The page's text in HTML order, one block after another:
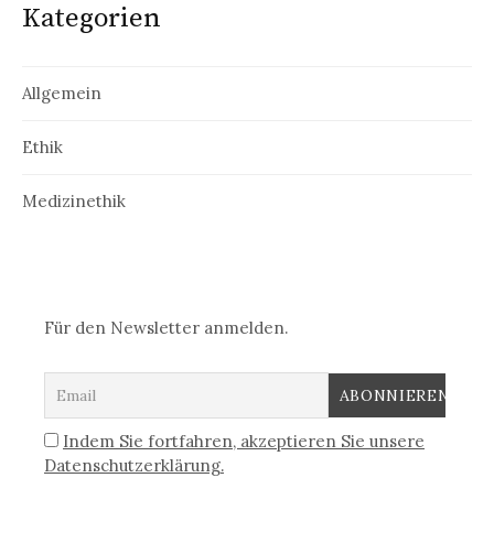
Kategorien
Allgemein
Ethik
Medizinethik
Für den Newsletter anmelden.
Indem Sie fortfahren, akzeptieren Sie unsere
Datenschutzerklärung.